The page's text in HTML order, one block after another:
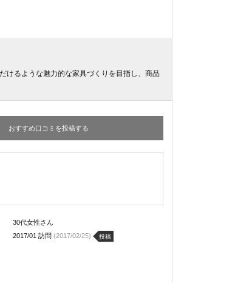
るような魅力的な家具づくりを目指し、商品
おすすめ口コミを投稿する
30代女性さん
2017/01 訪問 (2017/02/25) 投稿